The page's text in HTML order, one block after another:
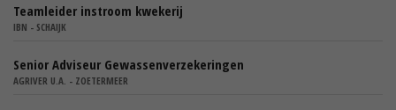
Teamleider instroom kwekerij
IBN - SCHAIJK
Senior Adviseur Gewassenverzekeringen
AGRIVER U.A. - ZOETERMEER